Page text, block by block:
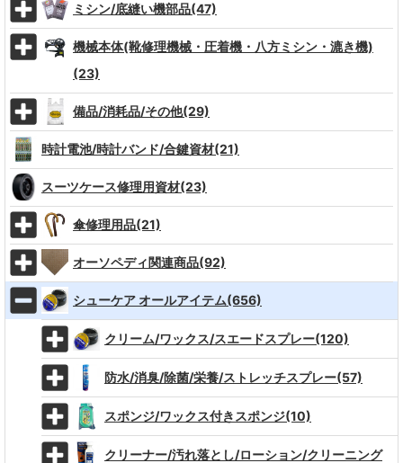
ミシン/底縫い機部品(47)
機械本体(靴修理機械・圧着機・八方ミシン・漉き機)
(23)
備品/消耗品/その他(29)
時計電池/時計バンド/合鍵資材(21)
スーツケース修理用資材(23)
傘修理用品(21)
オーソペディ関連商品(92)
シューケア オールアイテム(656)
クリーム/ワックス/スエードスプレー(120)
防水/消臭/除菌/栄養/ストレッチスプレー(57)
スポンジ/ワックス付きスポンジ(10)
クリーナー/汚れ落とし/ローション/クリーニング